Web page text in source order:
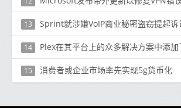
13 Sprint就涉嫌VoIP商业秘密盗窃提起诉
14 Plex在其平台上的众多解决方案中添
15 消费者或企业市场率先实现5g货币化